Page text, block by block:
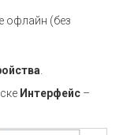
офлайн (без
Интерфейс –